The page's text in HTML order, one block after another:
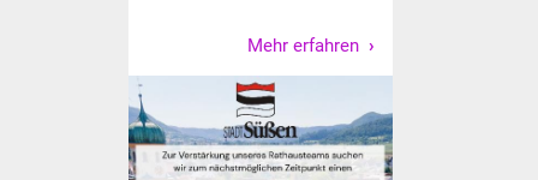
Stadtbücherei
Zehntscheuer
Mehr erfahren